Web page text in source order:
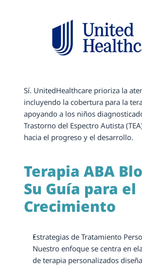
Sí. UnitedHealthcare prioriza la
incluyendo la cobertura para la
apoyando a los niños
Trastorno del Espectro Autista
hacia el progreso y el desarrollo.
Terapia ABA
Su Guía para el
Crecimiento
Estrategias de Tratamiento
Nuestro enfoque se centra en
de terapia personalizados